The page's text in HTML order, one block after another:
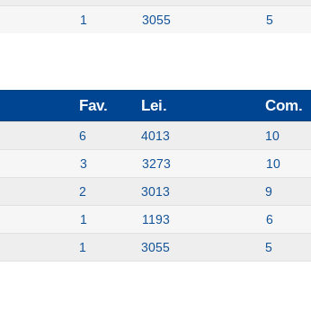
1 3055 5
Fav. Lei. Com.
6 4013
10
3 3273
10
2 3013
9
1 1193
6
1 3055 5